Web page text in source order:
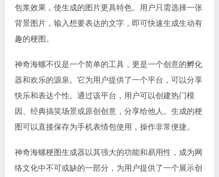
包浆效果，使生成的图片更具特色。用户只需选择一张
背景图片，输入想要表达的文字，即可快速生成生动有
趣的梗图。
神奇海螺不仅是一个简单的工具，更是一个创意的孵化
器和欢乐的源泉。它为用户提供了一个平台，可以分享
快乐和表达个性。通过该平台，用户可以创建热门模
因、经典搞笑场景或原创创意，分享给他人。生成的梗
图可以直接保存为手机表情包使用，操作非常便捷。
神奇海螺梗图生成器以其强大的功能和易用性，成为网
络文化中不可或缺的一部分，为用户提供了一个展示创